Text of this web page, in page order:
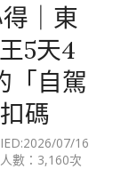
｜東
5天4
「自駕
碼
2026/07/16
數：3,160次